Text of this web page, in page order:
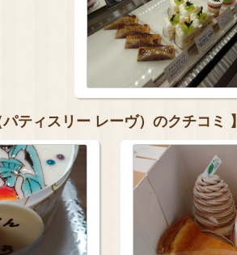
パティスリー レーヴ）のクチコミ 】